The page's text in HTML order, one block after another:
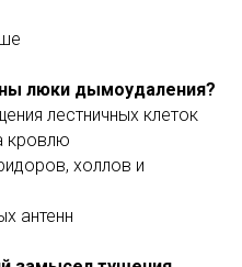
люки дымоудаления?
лестничных клеток
кровлю
холлов и
антенн